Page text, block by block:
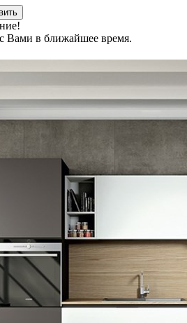
Вами в ближайшее время.